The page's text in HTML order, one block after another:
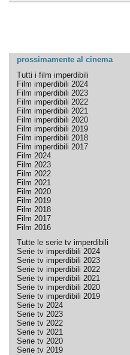
prossimamente al cinema
Tutti i film imperdibili
Film imperdibili 2024
Film imperdibili 2023
Film imperdibili 2022
Film imperdibili 2021
Film imperdibili 2020
Film imperdibili 2019
Film imperdibili 2018
Film imperdibili 2017
Film 2024
Film 2023
Film 2022
Film 2021
Film 2020
Film 2019
Film 2018
Film 2017
Film 2016
Tutte le serie tv imperdibili
Serie tv imperdibili 2024
Serie tv imperdibili 2023
Serie tv imperdibili 2022
Serie tv imperdibili 2021
Serie tv imperdibili 2020
Serie tv imperdibili 2019
Serie tv 2024
Serie tv 2023
Serie tv 2022
Serie tv 2021
Serie tv 2020
Serie tv 2019